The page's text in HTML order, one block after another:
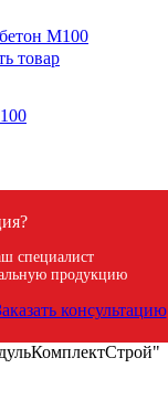
товар
специалист
продукцию
консультацию